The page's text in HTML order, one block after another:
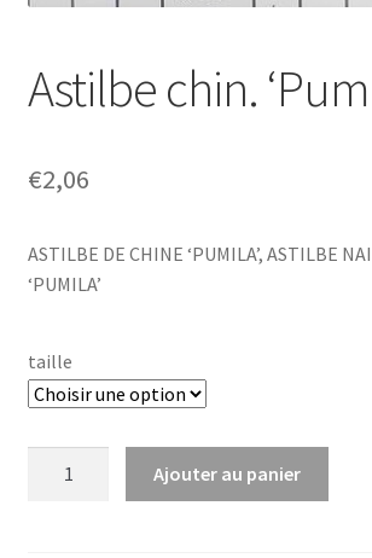
Astilbe chin.
€2,06
ASTILBE DE CHINE ‘PUMILA’, ASTILBE
‘PUMILA’
taille
Ajouter au panier